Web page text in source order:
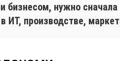
бизнесом, нужно
ИТ, производстве,